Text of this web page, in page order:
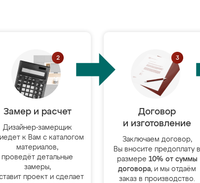
Замер и расчет
Дизайнер-замерщик
к Вам с каталогом
материалов,
проведёт детальные
замеры,
проект и сделает
Договор
и изготовление
Заключаем договор,
Вы вносите предоплату в
размере 10% от суммы
договора, и мы отдаём
заказ в производство.